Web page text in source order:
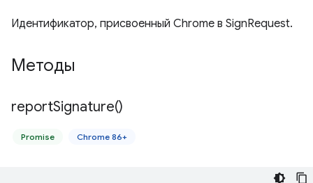
Идентификатор, присвоенный Chrome в SignRequest.
Методы
reportSignature()
Promise Chrome 86+